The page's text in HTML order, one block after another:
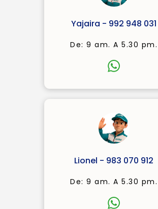
Yajaira - 992 948 031
De: 9 am. A 5.30 pm.
Lionel - 983 070 912
De: 9 am. A 5.30 pm.